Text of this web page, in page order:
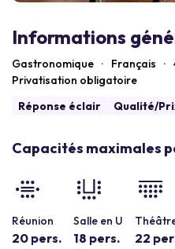
Informations
Gastronomique · Français ·
Privatisation obligatoire
Réponse éclair
Qualité/
Capacités maximales
Réunion
20 pers.
Salle en U
18 pers. 22